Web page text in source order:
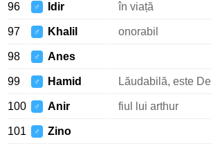
96 ♂ Idir în viață
97 ♂ Khalil onorabil
98 ♂ Anes
99 ♂ Hamid Lăudabilă, este
100 ♂ Anir fiul lui arthur
101 ♂ Zino